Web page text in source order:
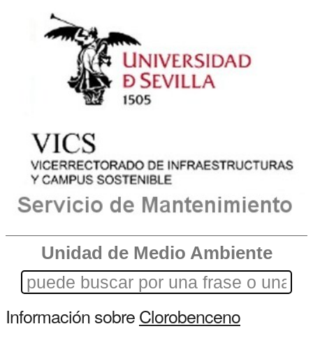
Unidad de Medio Ambiente
Información sobreClorobenceno